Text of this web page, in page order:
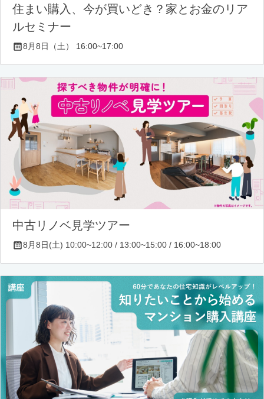
住まい購入、今が買いどき？家とお金のリア
ルセミナー
8月8日（土） 16:00~17:00
中古リノベ見学ツアー
8月8日(土) 10:00~12:00 / 13:00~15:00 / 16:00~18:00